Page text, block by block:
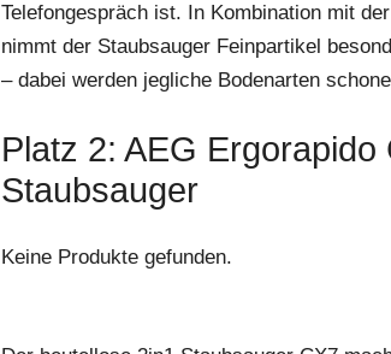
Telefongespräch ist. In Kombination mit
nimmt der Staubsauger Feinpartikel
– dabei werden jegliche Bodenarten
Platz 2: AEG
Staubsauger
Keine Produkte gefunden.